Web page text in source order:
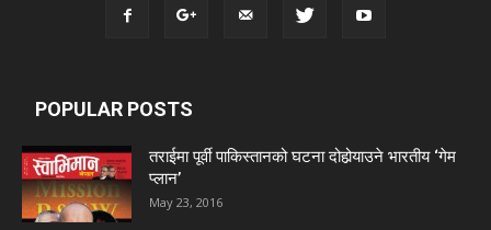
POPULAR POSTS
तराईमा पूर्वी पाकिस्तानको घटना दोहोर्‍याउने भारतीय ‘गेम
प्लान’
May 23, 2016